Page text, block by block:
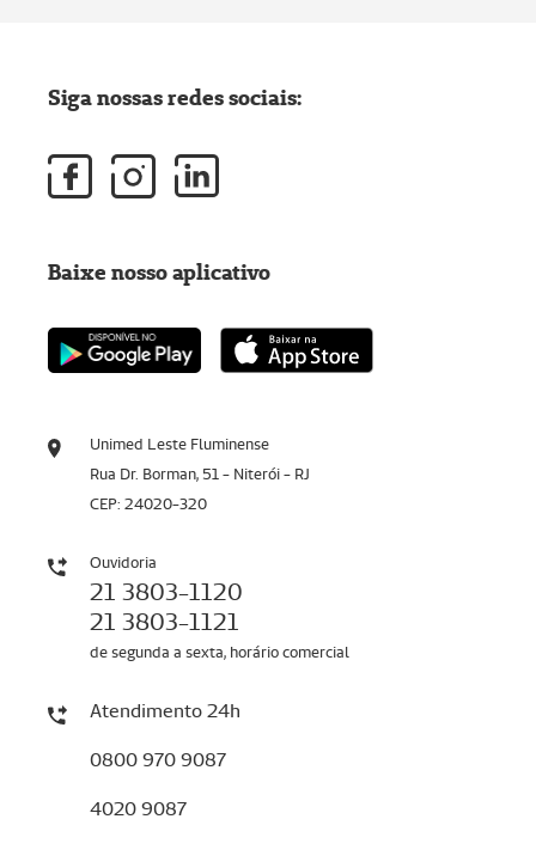
Unimed Leste Fluminense
Rua Dr. Borman, 51 - Niterói - RJ
CEP: 24020-320
Ouvidoria
21 3803-1120
21 3803-1121
de segunda a sexta, horário comercial
Atendimento 24h
0800 970 9087
4020 9087
Siga nossas redes sociais:
Baixe nosso aplicativo